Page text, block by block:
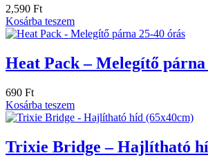
2,590 Ft
Kosárba teszem
Heat Pack – Melegítő párna
690 Ft
Kosárba teszem
Trixie Bridge – Hajlítható